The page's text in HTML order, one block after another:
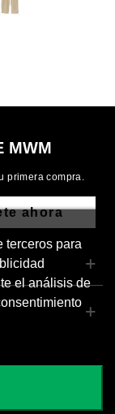
MWM
primera compra.
ahora
terceros para
el análisis de